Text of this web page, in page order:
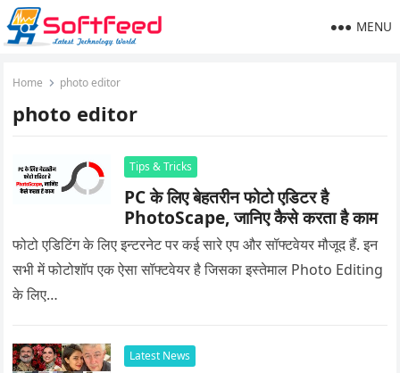
MENU
Home photo editor
photo editor
Tips & Tricks
PC के लिए बेहतरीन फोटो एडिटर है
PhotoScape, जानिए कैसे करता है काम
फोटो एडिटिंग के लिए इन्टरनेट पर कई सारे एप और सॉफ्टवेयर मौजूद हैं. इन
सभी में फोटोशॉप एक ऐसा सॉफ्टवेयर है जिसका इस्तेमाल Photo Editing
के लिए…
Latest News